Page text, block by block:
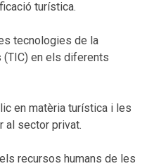
turística.
tecnologies de la
en els diferents
en matèria turística i les
al sector privat.
recursos humans de les